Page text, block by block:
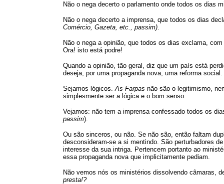
Não o nega decerto o parlamento onde todos os dias
Não o nega decerto a imprensa, que todos os dias
Comércio, Gazeta, etc., passim).
Não o nega a opinião, que todos os dias exclama,
Ora! isto está podre!
Quando a opinião, tão geral, diz que um país está
deseja, por uma propaganda nova, uma reforma social.
Sejamos lógicos.As Farpas não são o legitimismo,
simplesmente ser a lógica e o bom senso.
Vejamos: não tem a imprensa confessado todos os
passim).
Ou são sinceros, ou não. Se não são, então faltam
desconsideram-se a si mentindo. São perturbadores
interesse da sua intriga. Pertencem portanto ao
essa propaganda nova que implicitamente pediam.
Não vemos nós os ministérios dissolvendo câmaras,
presta!?